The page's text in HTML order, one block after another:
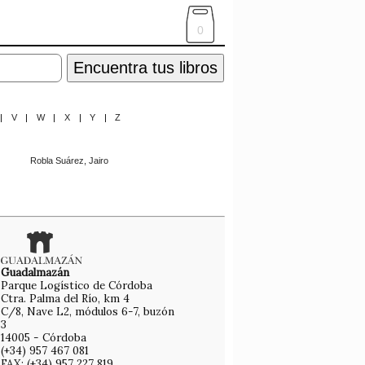
0
Encuentra tus libros
V | W | X | Y | Z
Robla Suárez, Jairo
Guadalmazán
Parque Logístico de Córdoba
Ctra. Palma del Río, km 4
C/8, Nave L2, módulos 6-7, buzón
3
14005 - Córdoba
(+34) 957 467 081